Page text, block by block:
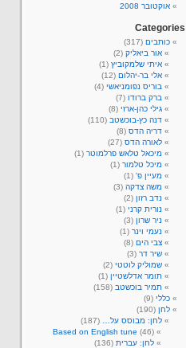
אוקטובר 2008
Categories
כותבים (317)
אור ביאליק (2)
איתי שלמקוביץ (1)
אלי בר-יהלום (12)
בוריס נפומניאשי (4)
ברק ברודו (7)
גילי כהן-ארזי (8)
דנה כץ-בוכשטב (110)
דריה הדס (8)
לאורה הדס (27)
מיכאל טלאש פרלמוטר (1)
מיכל טלמור (1)
מעיין פ' (1)
משה צדקה (3)
נדב רזון (2)
נורית קרני (1)
ניר שרון (3)
נעמי וינר (1)
צבי הים (8)
שיר דר (3)
שמוליק לוטטי (2)
תומר אדלשטיין (1)
תמיר בוכשטב (158)
כללי (9)
לחן (190)
לחן: מבוסס על…
(187)
Based on English tune (46)
לחן: עברית (136)